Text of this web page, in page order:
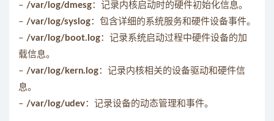
– /var/log/dmesg：记录内核启动时的硬件初始化信息。
– /var/log/syslog：包含详细的系统服务和硬件设备事件。
– /var/log/boot.log：记录系统启动过程中硬件设备的加
载信息。
– /var/log/kern.log：记录内核相关的设备驱动和硬件信
息。
– /var/log/udev：记录设备的动态管理和事件。